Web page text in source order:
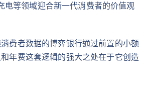
等领域迎合新一代消费者的价值观
费者数据的博弈银行通过前置的小额
年费这套逻辑的强大之处在于它创造